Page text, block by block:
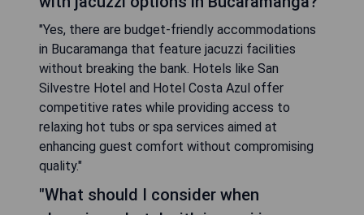
"Yes, there are budget-friendly accommodations
in Bucaramanga that feature jacuzzi facilities
without breaking the bank. Hotels like San
Silvestre Hotel and Hotel Costa Azul offer
competitive rates while providing access to
relaxing hot tubs or spa services aimed at
enhancing guest comfort without compromising
quality."
"What should I consider when